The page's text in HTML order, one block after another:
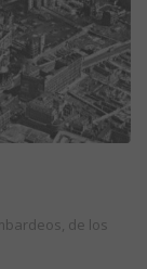
de los